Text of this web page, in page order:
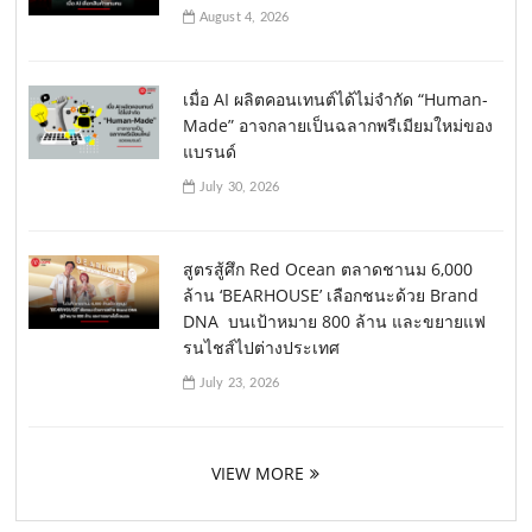
August 4, 2026
เมื่อ AI ผลิตคอนเทนต์ได้ไม่จำกัด “Human-
Made” อาจกลายเป็นฉลากพรีเมียมใหม่ของ
แบรนด์
July 30, 2026
สูตรสู้ศึก Red Ocean ตลาดชานม 6,000
ล้าน ‘BEARHOUSE’ เลือกชนะด้วย Brand
DNA บนเป้าหมาย 800 ล้าน และขยายแฟ
รนไชส์ไปต่างประเทศ
July 23, 2026
VIEW MORE